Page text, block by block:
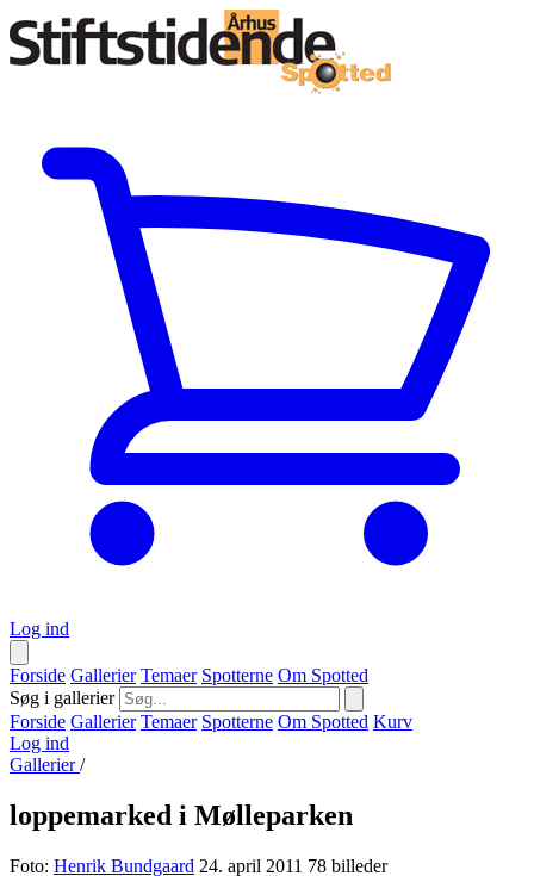
Log ind
Forside Gallerier Temaer Spotterne Om Spotted
Søg i gallerier
Forside Gallerier Temaer Spotterne Om Spotted Kurv
Log ind
Gallerier/
loppemarked i Mølleparken
Foto: Henrik Bundgaard 24. april 2011 78 billeder